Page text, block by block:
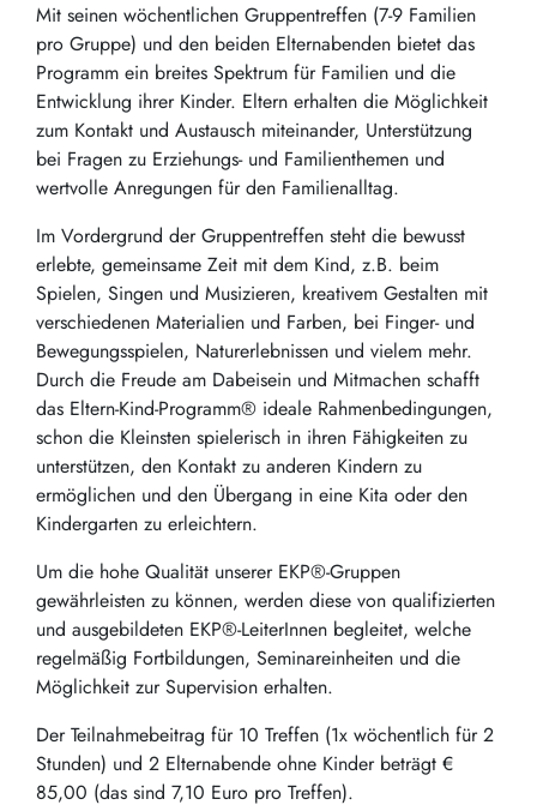
Mit seinen wöchentlichen Gruppentreffen (7-9 Familien
pro Gruppe) und den beiden Elternabenden bietet das
Programm ein breites Spektrum für Familien und die
Entwicklung ihrer Kinder. Eltern erhalten die Möglichkeit
zum Kontakt und Austausch miteinander, Unterstützung
bei Fragen zu Erziehungs- und Familienthemen und
wertvolle Anregungen für den Familienalltag.
Im Vordergrund der Gruppentreffen steht die bewusst
erlebte, gemeinsame Zeit mit dem Kind, z.B. beim
Spielen, Singen und Musizieren, kreativem Gestalten mit
verschiedenen Materialien und Farben, bei Finger- und
Bewegungsspielen, Naturerlebnissen und vielem mehr.
Durch die Freude am Dabeisein und Mitmachen schafft
das Eltern-Kind-Programm® ideale Rahmenbedingungen,
schon die Kleinsten spielerisch in ihren Fähigkeiten zu
unterstützen, den Kontakt zu anderen Kindern zu
ermöglichen und den Übergang in eine Kita oder den
Kindergarten zu erleichtern.
Um die hohe Qualität unserer EKP®-Gruppen
gewährleisten zu können, werden diese von qualifizierten
und ausgebildeten EKP®-LeiterInnen begleitet, welche
regelmäßig Fortbildungen, Seminareinheiten und die
Möglichkeit zur Supervision erhalten.
Der Teilnahmebeitrag für 10 Treffen (1x wöchentlich für 2
Stunden) und 2 Elternabende ohne Kinder beträgt €
85,00 (das sind 7,10 Euro pro Treffen).